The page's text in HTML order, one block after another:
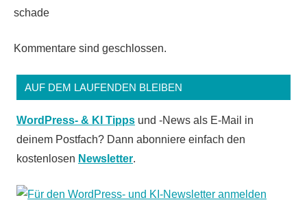
schade
Kommentare sind geschlossen.
AUF DEM LAUFENDEN BLEIBEN
WordPress- & KI Tipps und -News als E-Mail in
deinem Postfach? Dann abonniere einfach den
kostenlosen Newsletter.